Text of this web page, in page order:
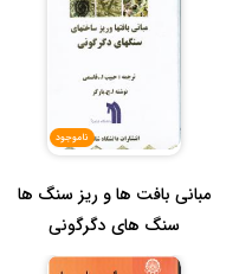
ناموجود
مبانی بافت ها و ریز سنگ ها
سنگ های دگرگونی